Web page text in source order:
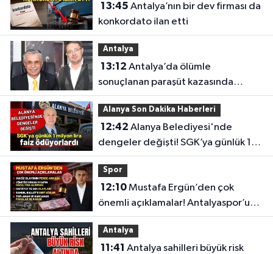
13:45
konkordato ilan etti
Antalya
13:12
sonuçlanan paraşüt kazasında
gözler Necati Topaloğlu’nun
oğlunda
Alanya Son Dakika Haberleri
12:42
dengeler değişti! SGK’ya günlük 1
milyon lira faiz ödüyorlardı
Spor
12:10Mustafa Ergün’den çok
önemli açıklamalar! Antalyaspor’un
merak edilenlerini anlattı
Antalya
11:41